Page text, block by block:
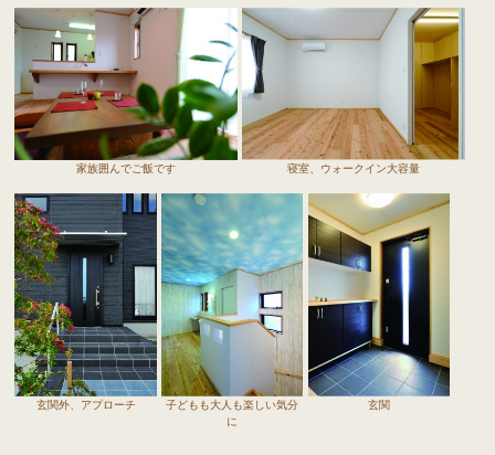
家族囲んでご飯です 寝室、ウォークイン大容量
玄関外、アプローチ
子どもも大人も楽しい気分
に
玄関